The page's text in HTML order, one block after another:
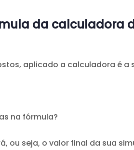
da calculadora
aplicado a calculadora é a
na fórmula?
ou seja, o valor final da sua